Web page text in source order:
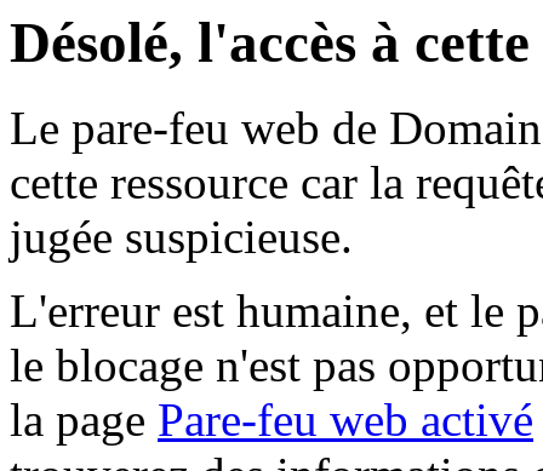
Désolé, l'accès à
Le pare-feu web de
cette ressource car la
jugée suspicieuse.
L'erreur est humaine, et le
le blocage n'est pas
la page Pare-feu web activé